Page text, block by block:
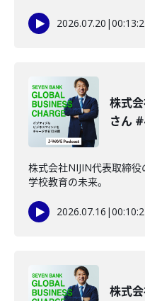
2026.07.20 |
株式
さん
株式会社NIJIN代表取締
学校教育の未来。
2026.07.16 |
株式